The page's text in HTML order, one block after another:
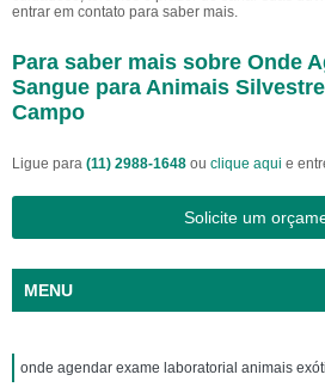
entrar em contato para saber mais.
Para saber mais sobre Onde
Sangue para Animais
Campo
Ligue para (11) 2988-1648 ou clique aqui e
Solicite um
MENU
onde agendar exame laboratorial animais